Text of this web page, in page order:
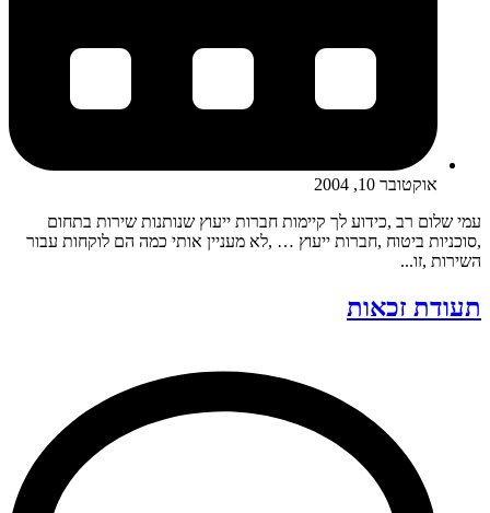
אוקטובר 10, 2004
עמי שלום רב ,כידוע לך קיימות חברות ייעוץ שנותנות שירות בתחום
,סוכניות ביטוח ,חברות ייעוץ … ,לא מעניין אותי כמה הם לוקחות עבור
השירות ,זו...
תעודת זכאות